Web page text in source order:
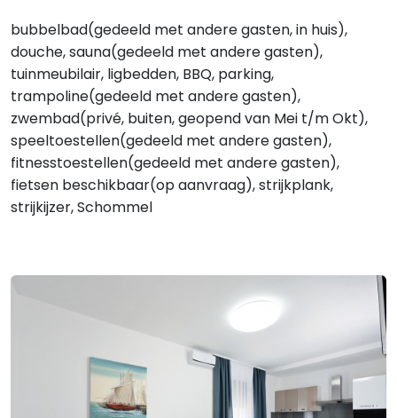
bubbelbad(gedeeld met andere gasten, in huis),
douche, sauna(gedeeld met andere gasten),
tuinmeubilair, ligbedden, BBQ, parking,
trampoline(gedeeld met andere gasten),
zwembad(privé, buiten, geopend van Mei t/m Okt),
speeltoestellen(gedeeld met andere gasten),
fitnesstoestellen(gedeeld met andere gasten),
fietsen beschikbaar(op aanvraag), strijkplank,
strijkijzer, Schommel